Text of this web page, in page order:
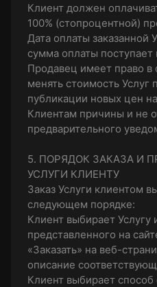
Клиент должен
100% (стопроцентной)
Дата оплаты заказанной
сумма оплаты поступает
Продавец имеет право
менять стоимость Услуг
публикации новых цен
Клиентам причины и не
предварительного
5. ПОРЯДОК ЗАКАЗА И
УСЛУГИ КЛИЕНТУ
Заказ Услуги клиентом
следующем порядке:
Клиент выбирает Услугу
представленного на
«Заказать» на веб-
описание
Клиент выбирает